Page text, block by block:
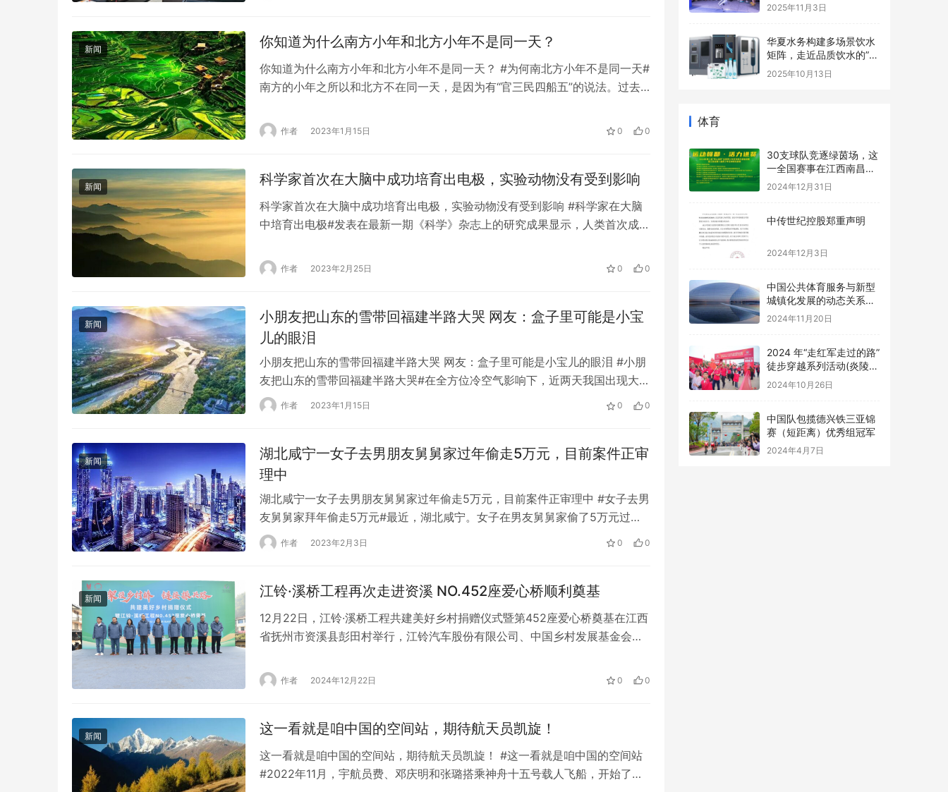
新闻 你知道为什么南方小年和北方小年不是同一天？
你知道为什么南方小年和北方小年不是同一天？ #为何南北方小年不是同一天#
南方的小年之所以和北方不在同一天，是因为有“官三民四船五”的说法。过去
方仍沿用腊月二十四的习俗。 江浙沪习惯称除夕为“年夜饭”。相应的，除夕的
作者 2023年1月15日 0 0
新闻 科学家首次在大脑中成功培育出电极，实验动物没有受到影响
科学家首次在大脑中成功培育出电极，实验动物没有受到影响 #科学家在大脑
中培育出电极#发表在最新一期《科学》杂志上的研究成果显示，人类首次成功
大学的研究人员进行的。他们利用人类分子作为触发器，首次在活体组织中成
功培育出电极，为在生物体内形成完全集成的电子电路铺平了道路。 将电子设
作者 2023年2月25日 0 0
新闻
小朋友把山东的雪带回福建半路大哭 网友：盒子里可能是小宝
儿的眼泪
小朋友把山东的雪带回福建半路大哭 网友：盒子里可能是小宝儿的眼泪 #小朋
友把山东的雪带回福建半路大哭#在全方位冷空气影响下，近两天我国出现大范
围降温雨雪降雨天气，其中陕西中南部、山西中南部、河北南部、河南中北
家。结果，在路…
作者 2023年1月15日 0 0
新闻
湖北咸宁一女子去男朋友舅舅家过年偷走5万元，目前案件正审
理中
湖北咸宁一女子去男朋友舅舅家过年偷走5万元，目前案件正审理中 #女子去男
友舅舅家拜年偷走5万元#最近，湖北咸宁。女子在男友舅舅家偷了5万元过
年，引发关注。据了解，“小林”和郑先生的侄子都在武汉工作。他们确定恋爱
从一个粉红色的…
作者 2023年2月3日 0 0
新闻 江铃·溪桥工程再次走进资溪 NO.452座爱心桥顺利奠基
12月22日，江铃·溪桥工程共建美好乡村捐赠仪式暨第452座爱心桥奠基在江西
省抚州市资溪县彭田村举行，江铃汽车股份有限公司、中国乡村发展基金会、
淑琴致欢迎辞。 中国乡村发展基金会副秘书长王军代表中国乡村发展基金会感
作者 2024年12月22日 0 0
新闻 这一看就是咱中国的空间站，期待航天员凯旋！
这一看就是咱中国的空间站，期待航天员凯旋！ #这一看就是咱中国的空间站
#2022年11月，宇航员费、邓庆明和张璐搭乘神舟十五号载人飞船，开始了为
后一米“
2025年10月13日
贤县开赛
2024年12月31日
优化路径研究
2024年11月20日
站) 举办
2024年10月26日
2024年4月7日